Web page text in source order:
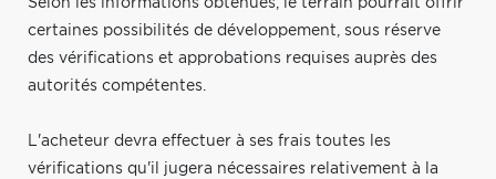
Selon les informations obtenues, le terrain pourrait offrir
certaines possibilités de développement, sous réserve
des vérifications et approbations requises auprès des
autorités compétentes.
L'acheteur devra effectuer à ses frais toutes les
vérifications qu'il jugera nécessaires relativement à la